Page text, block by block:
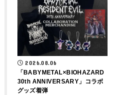
2026.08.06
「BABYMETAL×BIOHAZARD
30th ANNIVERSARY」コラボ
グッズ着弾